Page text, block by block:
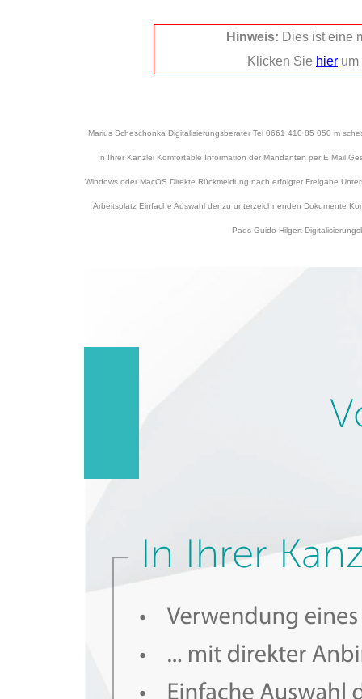
Marius Scheschonka Digitalisierungsberater Tel 0661 410 85 050 m
In Ihrer Kanzlei Komfortable Information der Mandanten per E Mail
Windows oder MacOS Direkte Rückmeldung nach erfolgter Freigabe
Arbeitsplatz Einfache Auswahl der zu unterzeichnenden Dokumente
Pads Guido Hilgert
Hinweis: Dies ist eine
Klicken Sie hier um